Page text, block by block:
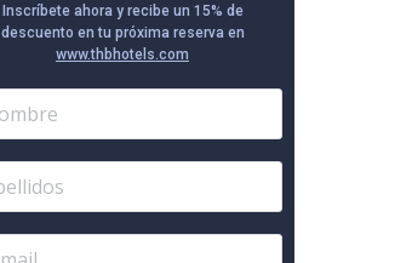
Inscríbete ahora y recibe un 15% de
descuento en tu próxima reserva en
www.thbhotels.com